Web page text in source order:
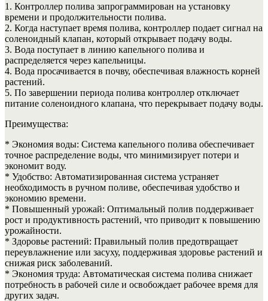
1. Контроллер полива запрограммирован на установку
времени и продолжительности полива.
2. Когда наступает время полива, контроллер подает сигнал на
соленоидный клапан, который открывает подачу воды.
3. Вода поступает в линию капельного полива и
распределяется через капельницы.
4. Вода просачивается в почву, обеспечивая влажность корней
растений.
5. По завершении периода полива контроллер отключает
питание соленоидного клапана, что перекрывает подачу воды.
Преимущества:
* Экономия воды: Система капельного полива обеспечивает
точное распределение воды, что минимизирует потери и
экономит воду.
* Удобство: Автоматизированная система устраняет
необходимость в ручном поливе, обеспечивая удобство и
экономию времени.
* Повышенный урожай: Оптимальный полив поддерживает
рост и продуктивность растений, что приводит к повышению
урожайности.
* Здоровье растений: Правильный полив предотвращает
переувлажнение или засуху, поддерживая здоровье растений и
снижая риск заболеваний.
* Экономия труда: Автоматическая система полива снижает
потребность в рабочей силе и освобождает рабочее время для
других задач.